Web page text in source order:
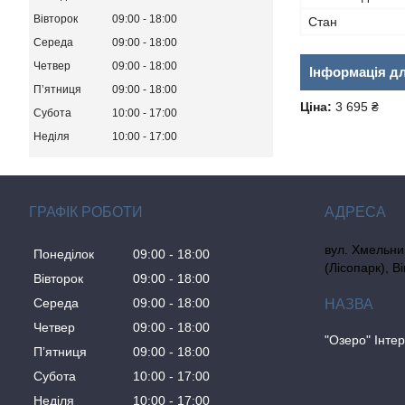
Стан
Інформація
Ціна: 3 695 ₴
Вівторок
09:00
18:00
Середа
09:00
18:00
Четвер
09:00
18:00
Пʼятниця
09:00
18:00
Субота
10:00
17:00
Неділя
10:00 17:00
ГРАФІК РОБОТИ
Понеділок 09:00
18:00
Вівторок
09:00
18:00
Середа
09:00
18:00
Четвер
09:00
18:00
Пʼятниця
09:00
18:00
Субота
10:00
17:00
Неділя
10:00 17:00
вул.
(Лісопарк),
"Озеро"